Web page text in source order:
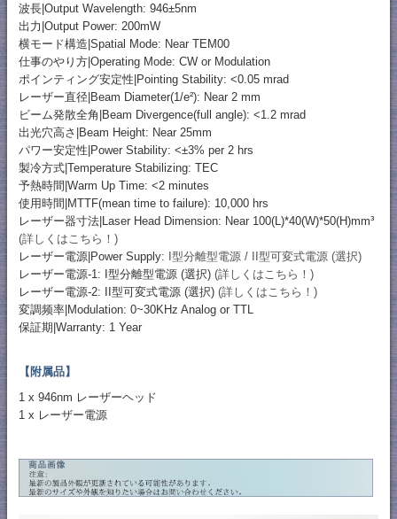
波長|Output Wavelength: 946±5nm
出力|Output Power: 200mW
横モード構造|Spatial Mode: Near TEM00
仕事のやり方|Operating Mode: CW or Modulation
ポインティング安定性|Pointing Stability: <0.05 mrad
レーザー直径|Beam Diameter(1/e²): Near 2 mm
ビーム発散全角|Beam Divergence(full angle): <1.2 mrad
出光穴高さ|Beam Height: Near 25mm
パワー安定性|Power Stability: <±3% per 2 hrs
製冷方式|Temperature Stabilizing: TEC
予熱時間|Warm Up Time: <2 minutes
使用時間|MTTF(mean time to failure): 10,000 hrs
レーザー器寸法|Laser Head Dimension: Near 100(L)*40(W)*50(H)mm³
(詳しくはこちら！)
レーザー電源|Power Supply: I型分離型電源 / II型可変式電源 (選択)
レーザー電源-1: I型分離型電源 (選択) (詳しくはこちら！)
レーザー電源-2: II型可変式電源 (選択) (詳しくはこちら！)
変調频率|Modulation: 0~30KHz Analog or TTL
保証期|Warranty: 1 Year
【附属品】
1 x 946nm レーザーヘッド
1 x レーザー電源